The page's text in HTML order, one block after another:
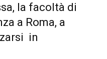
la facoltà di
a Roma, a
in